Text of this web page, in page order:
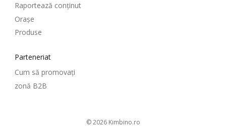
Raportează conținut
Oraşe
Produse
Parteneriat
Cum să promovați
zonă B2B
© 2026 kimbino.ro